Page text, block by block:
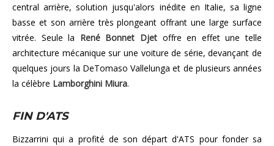
central arrière, solution jusqu'alors inédite en Italie, sa ligne
basse et son arrière très plongeant offrant une large surface
vitrée. Seule la René Bonnet Djet offre en effet une telle
architecture mécanique sur une voiture de série, devançant de
quelques jours la DeTomaso Vallelunga et de plusieurs années
la célèbre Lamborghini Miura.
FIN D'ATS
Bizzarrini qui a profité de son départ d'ATS pour fonder sa